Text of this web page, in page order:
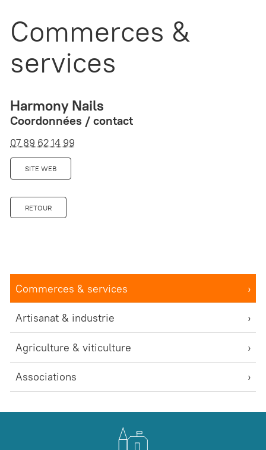
Commerces & services
Artisanat & industrie
Agriculture & viticulture
Associations
Commerces &
services
Harmony Nails
Coordonnées / contact
07 89 62 14 99
SITE WEB
RETOUR